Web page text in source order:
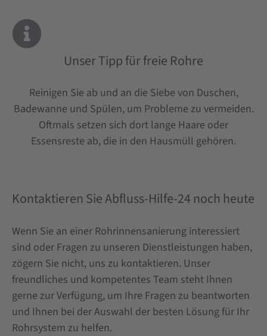
Kontaktieren Sie Abfluss-Hilfe-24 noch heute
Wenn Sie an einer Rohrinnensanierung interessiert
sind oder Fragen zu unseren Dienstleistungen haben,
zögern Sie nicht, uns zu kontaktieren. Unser
freundliches und kompetentes Team steht Ihnen
gerne zur Verfügung, um Ihre Fragen zu beantworten
und Ihnen bei der Auswahl der besten Lösung für Ihr
Rohrsystem zu helfen.
Unser Tipp für freie Rohre
Reinigen Sie ab und an die Siebe von Duschen,
Badewanne und Spülen, um Probleme zu vermeiden.
Oftmals setzen sich dort lange Haare oder
Essensreste ab, die in den Hausmüll gehören.